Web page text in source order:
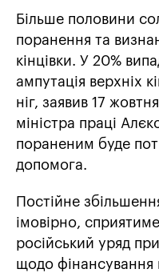
Більше половини
поранення та
кінцівки. У 20%
ампутація верхніх
ніг, заявив 17
міністра праці
пораненим буде
допомога.
Постійне
імовірно,
російський уряд
щодо фінансування